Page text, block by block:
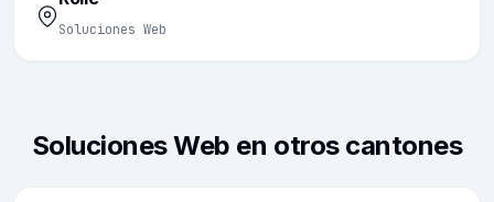
Soluciones Web
Soluciones Web en otros cantones